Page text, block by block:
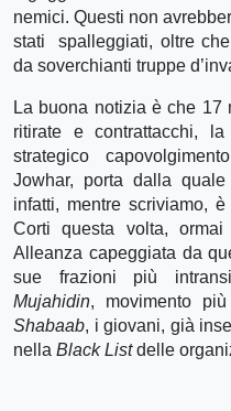
nemici. Questi non
stati spalleggiati, oltre che
da soverchianti truppe
La buona notizia è che 17
ritirate e contrattacchi,
strategico
Jowhar, porta dalla
infatti, mentre scriviamo,
Corti questa volta,
Alleanza capeggiata da
sue frazioni più
Mujahidin, movimento
Shabaab, i giovani, già
nella Black Listdelle